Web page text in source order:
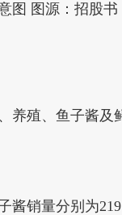
图 图源：招股书
养殖、鱼子酱
酱销量分别为